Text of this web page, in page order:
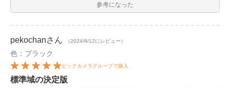
参考になった
pekochanさん （2024/8/12にレビュー）
色：ブラック
ビックカメラグループで購入
標準域の決定版